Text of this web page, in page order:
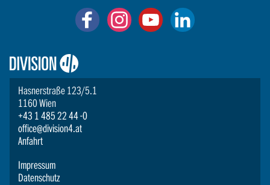
Logo:
Division4
Hasnerstraße 123/5.1
1160 Wien
+43 1 485 22 44 -0
office@division4.at
Anfahrt
Impressum
Datenschutz